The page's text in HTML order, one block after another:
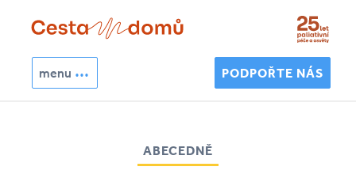
Přejít k hlavnímu obsahu
menu PODPOŘTE NÁS
ABECEDNĚ